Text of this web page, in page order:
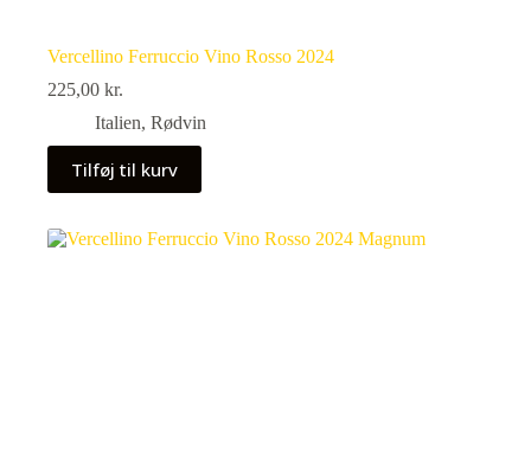
Vercellino Ferruccio Vino Rosso 2024
225,00 kr.
Italien, Rødvin
Tilføj til kurv